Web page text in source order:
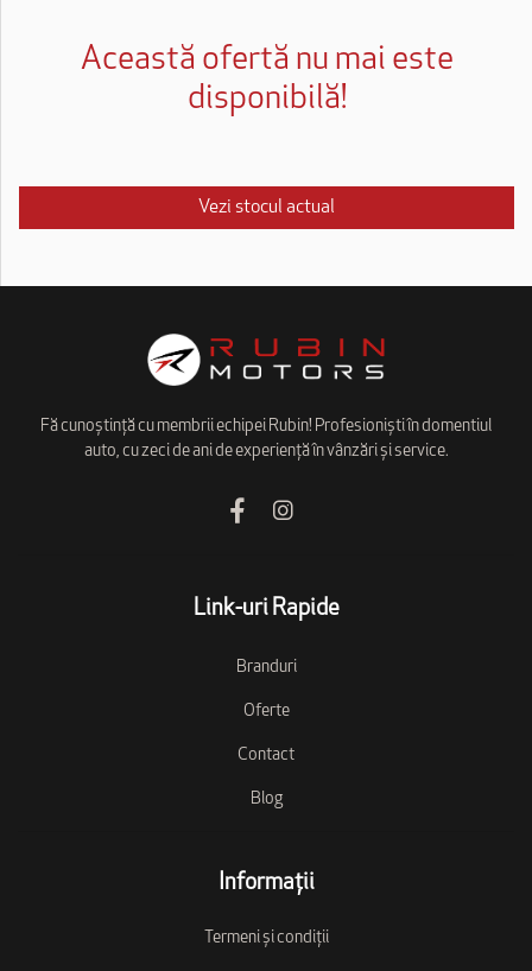
Această ofertă nu mai este
disponibilă!
Vezi stocul actual
Fă cunoștință cu membrii echipei Rubin! Profesioniști în domentiul
auto, cu zeci de ani de experiență în vânzări și service.
Link-uri Rapide
Branduri
Oferte
Contact
Blog
Informații
Termeni și condiții